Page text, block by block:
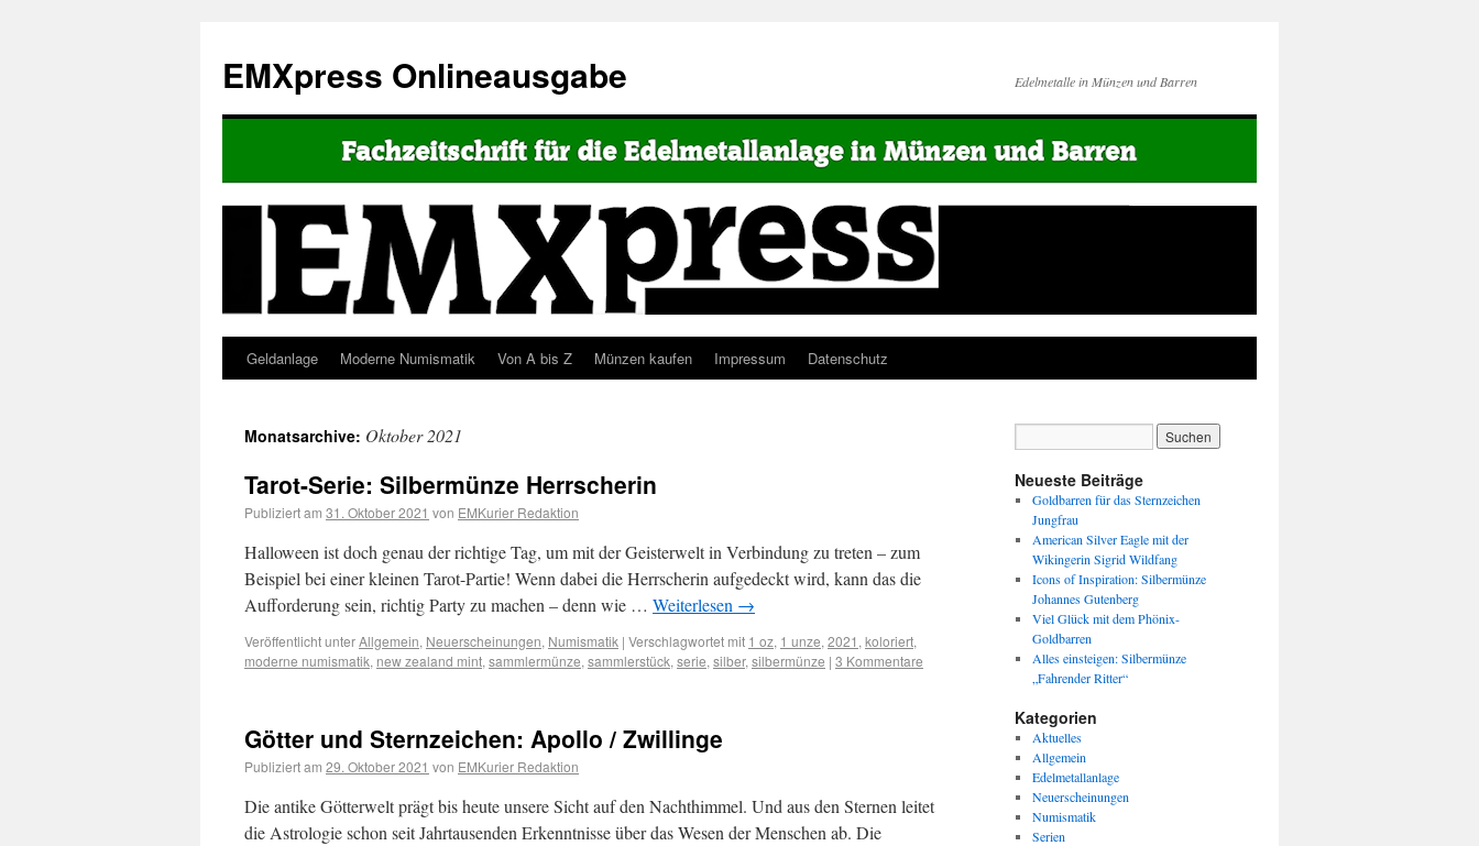
EMXpress Onlineausgabe Edelmetalle in Münzen und Barren
Geldanlage Moderne Numismatik Von A bis Z Münzen kaufen Impressum Datenschutz
Monatsarchive: Oktober 2021
Tarot-Serie: Silbermünze Herrscherin
Publiziert am 31. Oktober 2021 von EMKurier Redaktion
Halloween ist doch genau der richtige Tag, um mit der Geisterwelt in Verbindung zu treten – zum
Beispiel bei einer kleinen Tarot-Partie! Wenn dabei die Herrscherin aufgedeckt wird, kann das die
Aufforderung sein, richtig Party zu machen – denn wie … Weiterlesen →
Veröffentlicht unterAllgemein, Neuerscheinungen, Numismatik | Verschlagwortet mit 1 oz, 1 unze, 2021 , koloriert,
moderne numismatik, new zealand mint, sammlermünze, sammlerstück, serie, silber, silbermünze | 3 Kommentare
Götter und Sternzeichen: Apollo / Zwillinge
Publiziert am 29. Oktober 2021 von EMKurier Redaktion
Die antike Götterwelt prägt bis heute unsere Sicht auf den Nachthimmel. Und aus den Sternen leitet
die Astrologie schon seit Jahrtausenden Erkenntnisse über das Wesen der Menschen ab. Die
Neueste Beiträge
Goldbarren für das Sternzeichen
Jungfrau
American Silver Eagle mit der
Wikingerin Sigrid Wildfang
Icons of Inspiration: Silbermünze
Johannes Gutenberg
Viel Glück mit dem Phönix-
Goldbarren
Alles einsteigen: Silbermünze
„Fahrender Ritter“
Kategorien
Aktuelles
Allgemein
Edelmetallanlage
Neuerscheinungen
Numismatik
Serien